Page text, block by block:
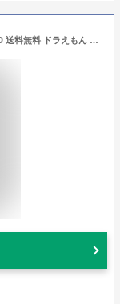
ドラえもんといっしょ ABCでハイキング DVD 送料無料 ドラえもん 英語 えいご アルファベット 歌 言葉 形 知育 育脳 知育玩具 英会話 アニメ 子ども 子供 幼児 2歳 2歳半 3歳 4歳 5歳 6歳 文字 自宅 頭がよくなる 入園祝い 誕生日 プレゼント ギフト